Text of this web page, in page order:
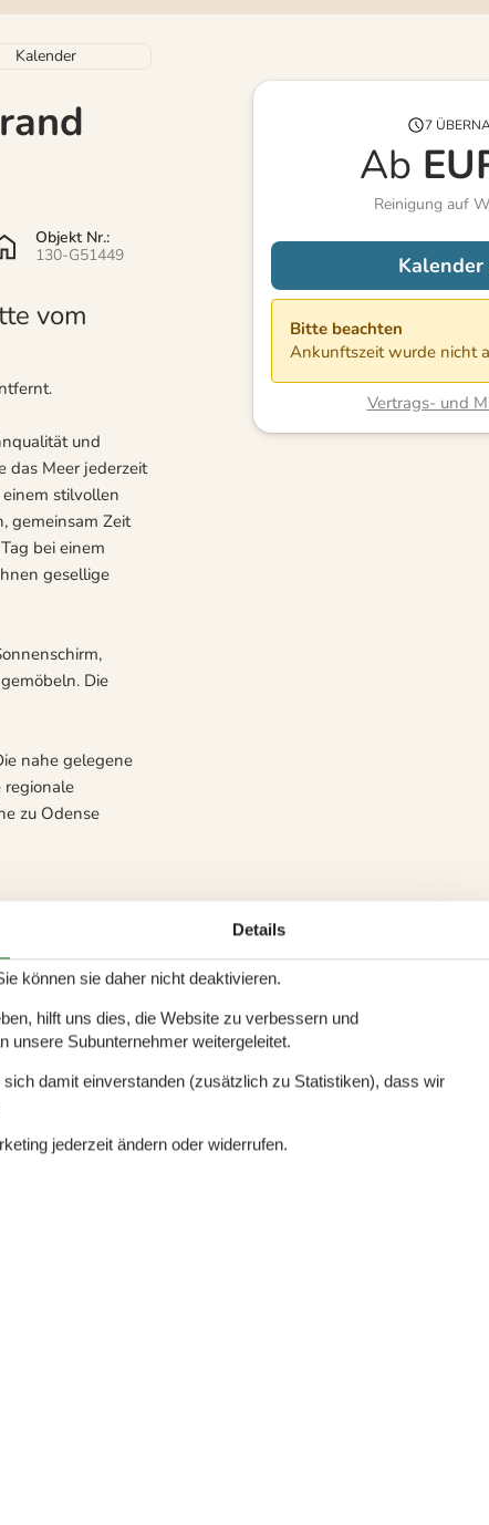
Kalender
Objekt Nr.:
130-G51449
vom
und
das Meer jederzeit
stilvollen
gemeinsam Zeit
bei einem
gesellige
Die
nahe gelegene
zu Odense
7
Ab
Reinigung auf
Bitte beachten
Ankunftszeit wurde nicht
Vertrags- und
Details
können sie daher nicht deaktivieren.
hilft uns dies, die Website zu verbessern und
unsere Subunternehmer weitergeleitet.
damit einverstanden (zusätzlich zu Statistiken), dass wir
jederzeit ändern oder widerrufen.